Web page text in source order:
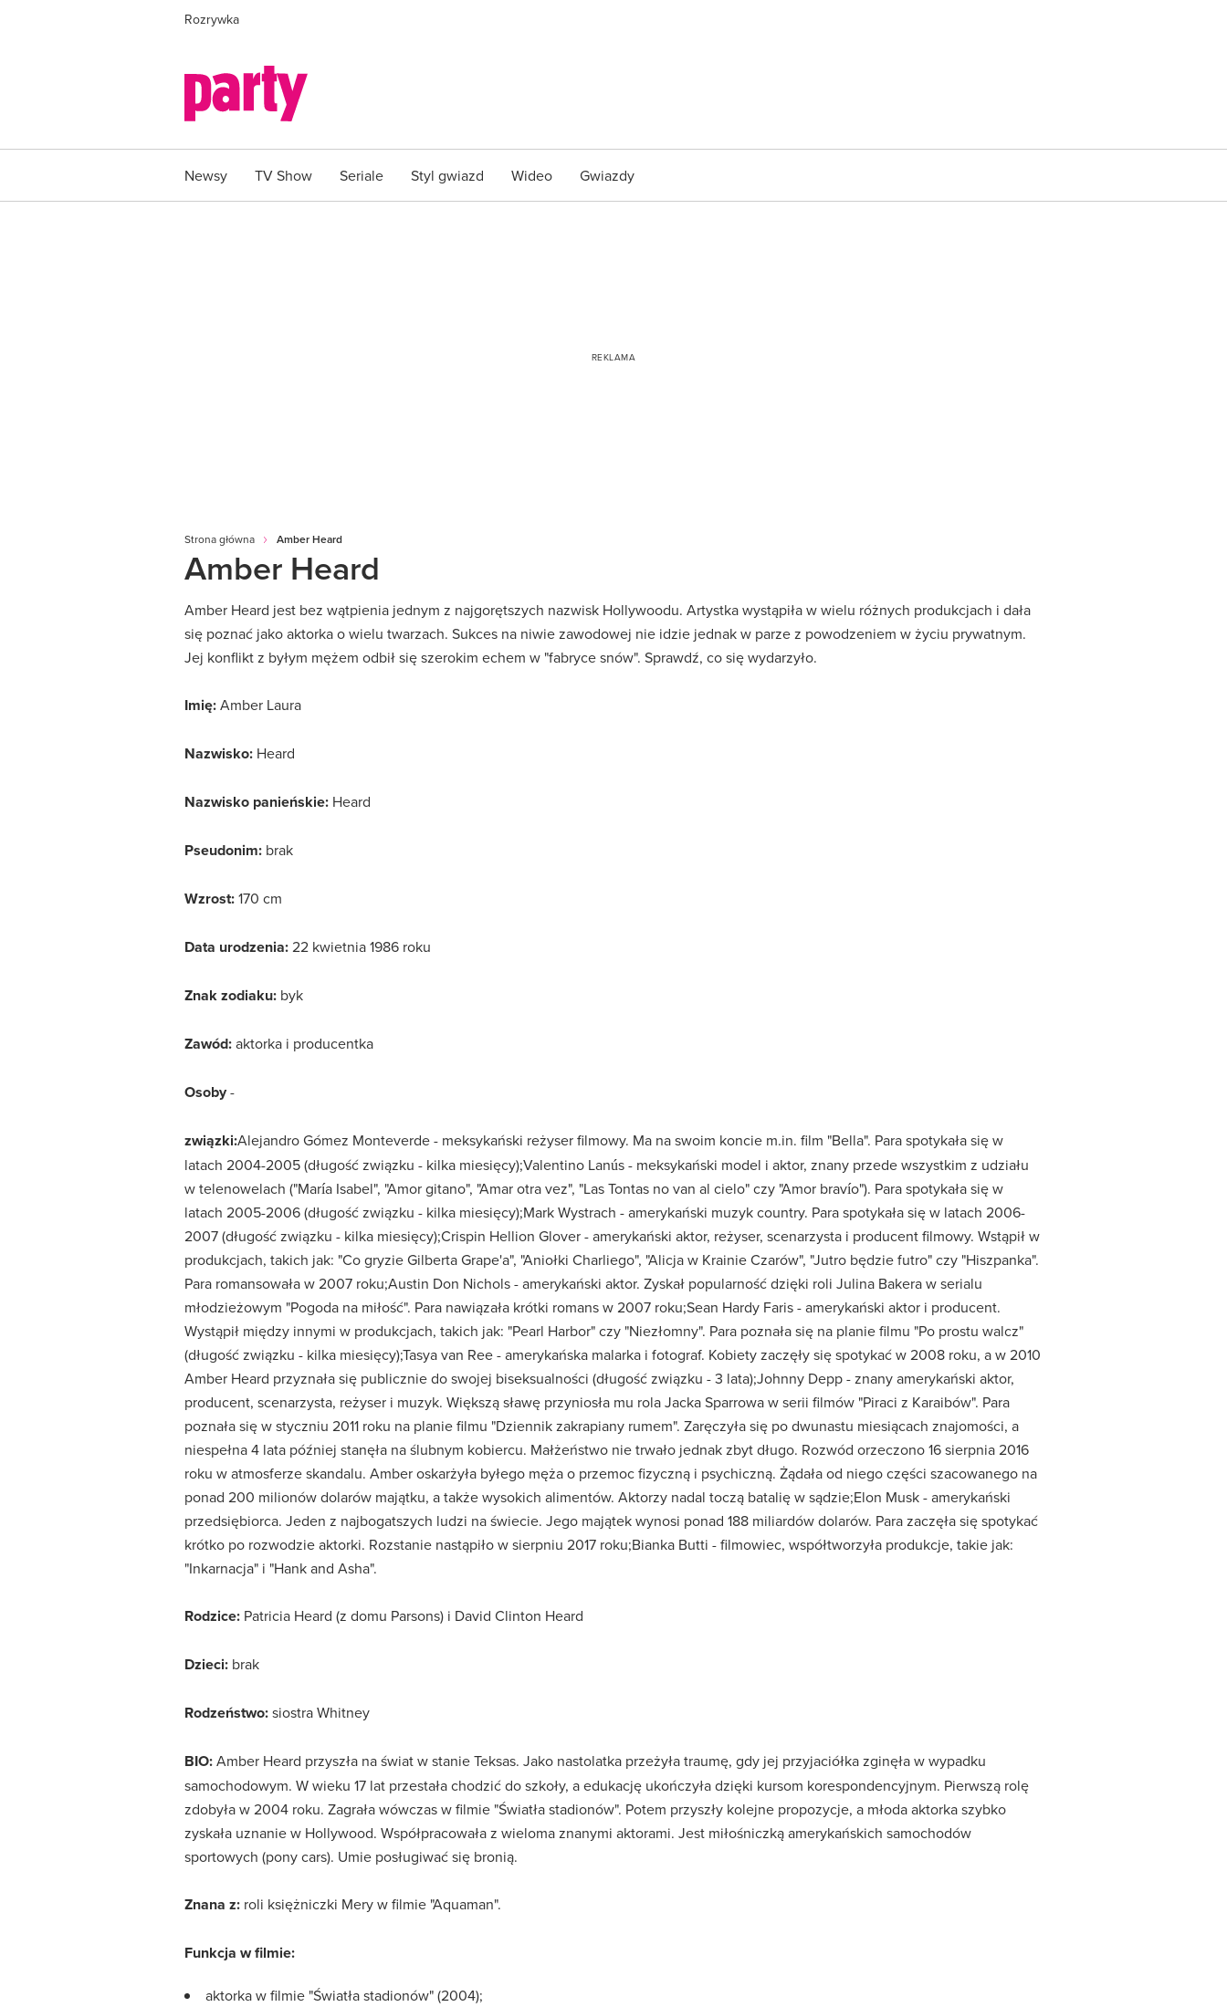
Rozrywka
Newsy TV Show Seriale Styl gwiazd Wideo Gwiazdy
Strona główna Amber Heard
Amber Heard
Amber Heard jest bez wątpienia jednym z najgorętszych nazwisk Hollywoodu. Artystka wystąpiła w wielu różnych produkcjach i dała
się poznać jako aktorka o wielu twarzach. Sukces na niwie zawodowej nie idzie jednak w parze z powodzeniem w życiu prywatnym.
Jej konflikt z byłym mężem odbił się szerokim echem w "fabryce snów". Sprawdź, co się wydarzyło.
Imię:Amber Laura
Nazwisko: Heard
Nazwisko panieńskie: Heard
Pseudonim: brak
Wzrost:170 cm
Data urodzenia:22 kwietnia 1986 roku
Znak zodiaku: byk
Zawód:aktorka i producentka
Osoby-
związki:Alejandro Gómez Monteverde - meksykański reżyser filmowy. Ma na swoim koncie m.in. film "Bella". Para spotykała się w
latach 2004-2005 (długość związku - kilka miesięcy);Valentino Lanús - meksykański model i aktor, znany przede wszystkim z udziału
w telenowelach ("María Isabel", "Amor gitano", "Amar otra vez", "Las Tontas no van al cielo" czy "Amor bravío"). Para spotykała się w
latach 2005-2006 (długość związku - kilka miesięcy);Mark Wystrach - amerykański muzyk country. Para spotykała się w latach 2006-
2007 (długość związku - kilka miesięcy);Crispin Hellion Glover - amerykański aktor, reżyser, scenarzysta i producent filmowy. Wstąpił w
produkcjach, takich jak: "Co gryzie Gilberta Grape'a", "Aniołki Charliego", "Alicja w Krainie Czarów", "Jutro będzie futro" czy "Hiszpanka".
Para romansowała w 2007 roku;Austin Don Nichols - amerykański aktor. Zyskał popularność dzięki roli Julina Bakera w serialu
młodzieżowym "Pogoda na miłość". Para nawiązała krótki romans w 2007 roku;Sean Hardy Faris - amerykański aktor i producent.
Wystąpił między innymi w produkcjach, takich jak: "Pearl Harbor" czy "Niezłomny". Para poznała się na planie filmu "Po prostu walcz"
(długość związku - kilka miesięcy);Tasya van Ree - amerykańska malarka i fotograf. Kobiety zaczęły się spotykać w 2008 roku, a w 2010
Amber Heard przyznała się publicznie do swojej biseksualności (długość związku - 3 lata);Johnny Depp - znany amerykański aktor,
producent, scenarzysta, reżyser i muzyk. Większą sławę przyniosła mu rola Jacka Sparrowa w serii filmów "Piraci z Karaibów". Para
poznała się w styczniu 2011 roku na planie filmu "Dziennik zakrapiany rumem". Zaręczyła się po dwunastu miesiącach znajomości, a
niespełna 4 lata później stanęła na ślubnym kobiercu. Małżeństwo nie trwało jednak zbyt długo. Rozwód orzeczono 16 sierpnia 2016
roku w atmosferze skandalu. Amber oskarżyła byłego męża o przemoc fizyczną i psychiczną. Żądała od niego części szacowanego na
ponad 200 milionów dolarów majątku, a także wysokich alimentów. Aktorzy nadal toczą batalię w sądzie;Elon Musk - amerykański
przedsiębiorca. Jeden z najbogatszych ludzi na świecie. Jego majątek wynosi ponad 188 miliardów dolarów. Para zaczęła się spotykać
krótko po rozwodzie aktorki. Rozstanie nastąpiło w sierpniu 2017 roku;Bianka Butti - filmowiec, współtworzyła produkcje, takie jak:
"Inkarnacja" i "Hank and Asha".
Rodzice: Patricia Heard (z domu Parsons) i David Clinton Heard
Dzieci: brak
Rodzeństwo:siostra Whitney
BIO:Amber Heard przyszła na świat w stanie Teksas. Jako nastolatka przeżyła traumę, gdy jej przyjaciółka zginęła w wypadku
samochodowym. W wieku 17 lat przestała chodzić do szkoły, a edukację ukończyła dzięki kursom korespondencyjnym. Pierwszą rolę
zdobyła w 2004 roku. Zagrała wówczas w filmie "Światła stadionów". Potem przyszły kolejne propozycje, a młoda aktorka szybko
zyskała uznanie w Hollywood. Współpracowała z wieloma znanymi aktorami. Jest miłośniczką amerykańskich samochodów
sportowych (pony cars). Umie posługiwać się bronią.
Znana z: roli księżniczki Mery w filmie "Aquaman".
Funkcja w filmie:
aktorka w filmie "Światła stadionów" (2004);